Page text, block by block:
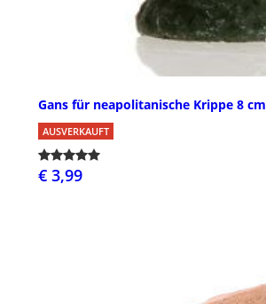
Gans für neapolitanische Krippe 8 cm
AUSVERKAUFT
€ 3,99